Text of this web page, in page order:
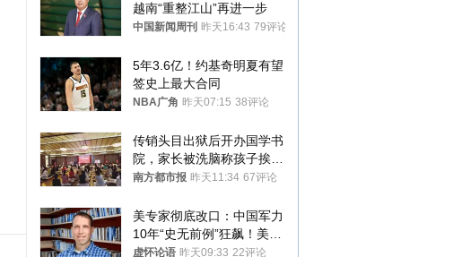
越南“重整江山”再进一步
中国新闻周刊 昨天16:43 79评论
5年3.6亿！约基奇明夏有望
签史上最大合同
NBA广角 昨天07:15 38评论
传销头目出狱后开办国学书
院，家长被洗脑称孩子挨打
才有效果
南方都市报 昨天11:34 67评论
美专家彻底改口：中国军力
10年“史无前例”狂飙！美军
真慌了
虚怀论语 昨天09:33 22评论